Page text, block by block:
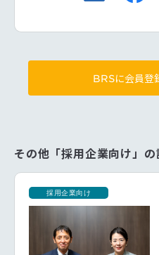
BRSに会員登
その他「採用企業向け」の
採用企業向け